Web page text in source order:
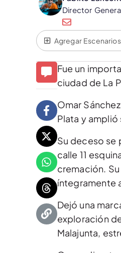
Director
Agregar
Fue un
ciudad de La
Omar
Plata y
Su deceso se
calle 11
cremación.
íntegramente
Dejó una
exploración
Malajunta,